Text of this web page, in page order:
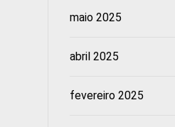
maio 2025
abril 2025
fevereiro 2025